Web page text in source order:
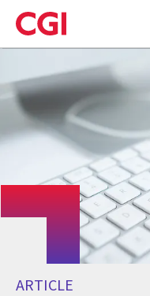
Skip
to
main
ARTICLE